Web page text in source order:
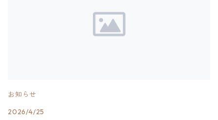
お知らせ
2026/4/25